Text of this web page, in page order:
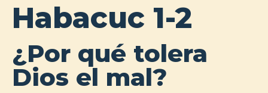
Habacuc 1-2
¿Por qué tolera
Dios el mal?